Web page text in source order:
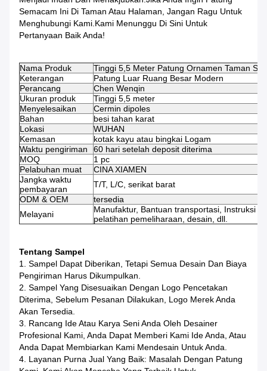
Semacam Ini Di Taman Atau Halaman, Jangan Ragu Untuk
Menghubungi Kami.Kami Menunggu Di Sini Untuk
Pertanyaan Baik Anda!
Nama Produk
Tinggi 5,5 Meter Patung Ornamen Taman
Keterangan
Patung Luar Ruang Besar Modern
Perancang
Chen Wenqin
Ukuran produk
Tinggi 5,5 meter
Menyelesaikan
Cermin dipoles
Bahan
besi tahan karat
Lokasi
WUHAN
Kemasan
kotak kayu atau bingkai Logam
Waktu pengiriman
60 hari setelah deposit diterima
MOQ
1 pc
Pelabuhan muat
CINA XIAMEN
Jangka waktu
pembayaran
T/T, L/C, serikat barat
ODM & OEM
tersedia
Melayani
Manufaktur, Bantuan transportasi, Instruksi
pelatihan pemeliharaan, desain, dll.
Tentang Sampel
1. Sampel Dapat Diberikan, Tetapi Semua Desain Dan Biaya
Pengiriman Harus Dikumpulkan.
2. Sampel Yang Disesuaikan Dengan Logo Pencetakan
Diterima, Sebelum Pesanan Dilakukan, Logo Merek Anda
Akan Tersedia.
3. Rancang Ide Atau Karya Seni Anda Oleh Desainer
Profesional Kami, Anda Dapat Memberi Kami Ide Anda, Atau
Anda Dapat Membiarkan Kami Mendesain Untuk Anda.
4. Layanan Purna Jual Yang Baik: Masalah Dengan Patung